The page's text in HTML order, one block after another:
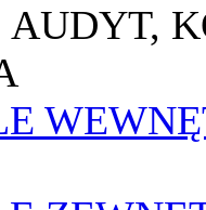
AUDYT,